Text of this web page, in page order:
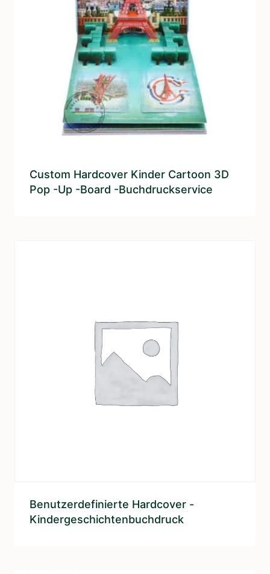
Custom Hardcover Kinder Cartoon 3D
Pop -up -Board -Buchdruckservice
Benutzerdefinierte Hardcover -
Kindergeschichtenbuchdruck